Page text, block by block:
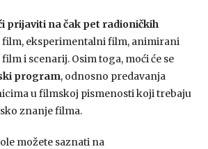
prijaviti na čak pet radioničkih
eksperimentalni film, animirani
i scenarij. Osim toga, moći će se
program, odnosno predavanja
u filmskoj pismenosti koji trebaju
znanje filma.
možete saznati na